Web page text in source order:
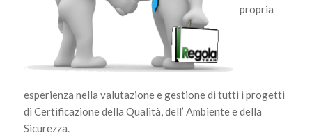
propria
esperienza nella valutazione e gestione di tutti i progetti
di Certificazione della Qualità, dell’ Ambiente e della
Sicurezza.